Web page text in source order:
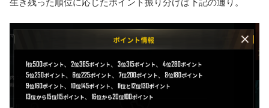
生き残った順位に応じたポイント振り分けは下記の通り。